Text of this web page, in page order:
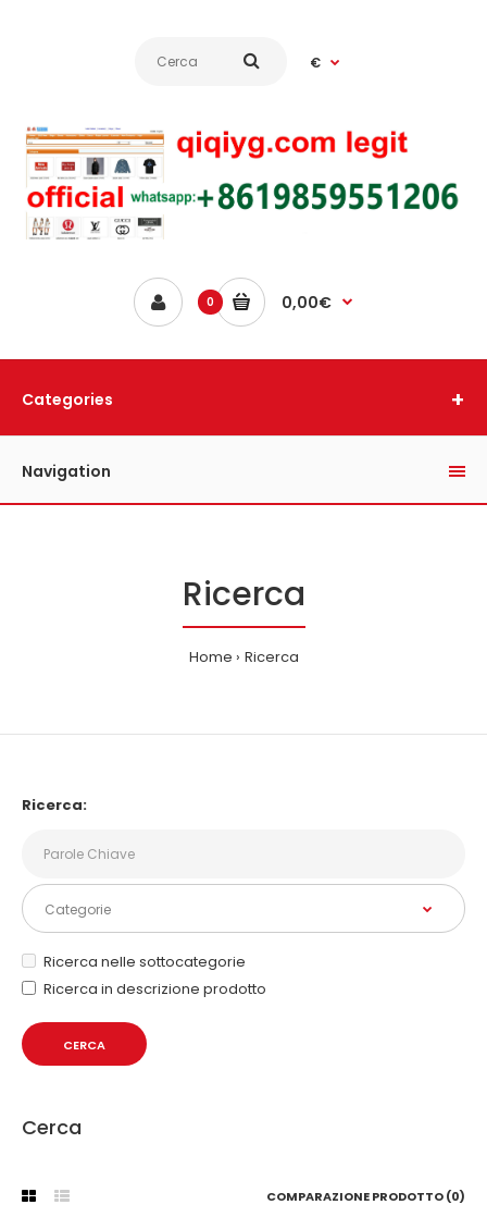
€
0 0,00€
Categories
Navigation
Ricerca
Home Ricerca
Ricerca:
Ricerca nelle sottocategorie
Ricerca in descrizione prodotto
Cerca
COMPARAZIONE PRODOTTO (0)